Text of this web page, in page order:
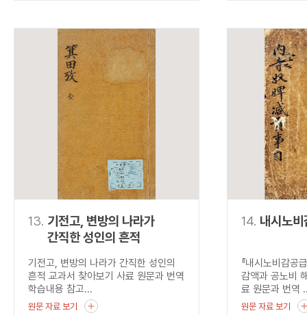
13. 기전고, 변방의 나라가
간직한 성인의 흔적
기전고, 변방의 나라가 간직한 성인의
흔적 교과서 찾아보기 사료 원문과 번역
학습내용 참고...
원문 자료 보기
14. 내시노
『내시노비감공
감액과 공노비
료 원문과 번역
원문 자료 보기